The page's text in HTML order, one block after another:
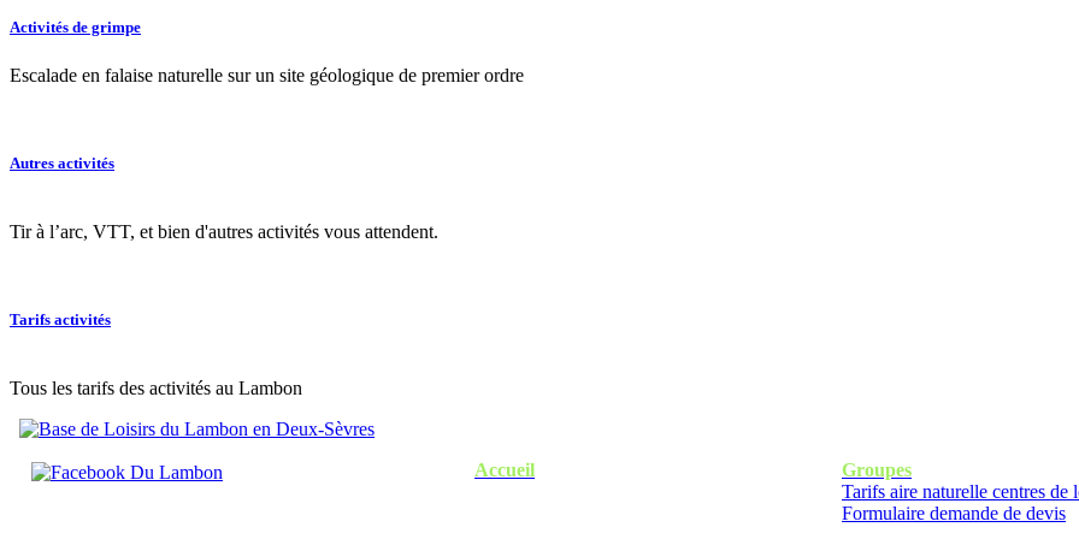
Activités de grimpe
Escalade en falaise naturelle sur un site géologique de premier ordre
Autres activités
Tir à l’arc, VTT, et bien d'autres activités vous attendent.
Tarifs activités
Tous les tarifs des activités au Lambon
Accueil
Groupes
Tarifs aire naturelle centres de
Formulaire demande de devis